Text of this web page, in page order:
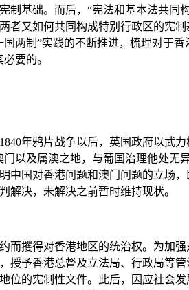
制基础。而后，“宪法和基本法共
者又如何共同构成特别行政区的宪
两制”实践的不断推进，梳理对于
要的。
年鸦片战争以后，英国政府以武力
以及属澳之地，与葡国治理他处无
中国对香港问题和澳门问题的立场
解决，未解决之前暂时维持现状。
攫得对香港地区的统治权。为加强
授予香港总督及立法局、行政局等
位的宪制性文件。此后，因应社会